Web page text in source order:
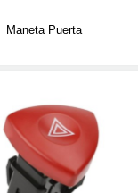
Maneta Puerta